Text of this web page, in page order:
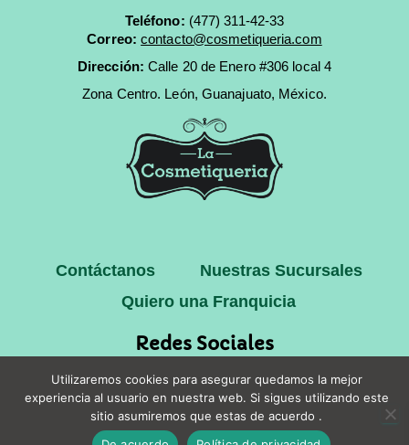
Teléfono: (477) 311-42-33
Correo: contacto@cosmetiqueria.com
Dirección:Calle 20 de Enero #306 local 4
Zona Centro. León, Guanajuato, México.
Contáctanos
Nuestras Sucursales
Quiero una Franquicia
Redes Sociales
Copyright © 2025 La Cosmetiqueria
Utilizaremos cookies para asegurar quedamos la mejor
experiencia al usuario en nuestra web. Si sigues utilizando este
sitio asumiremos que estas de acuerdo .